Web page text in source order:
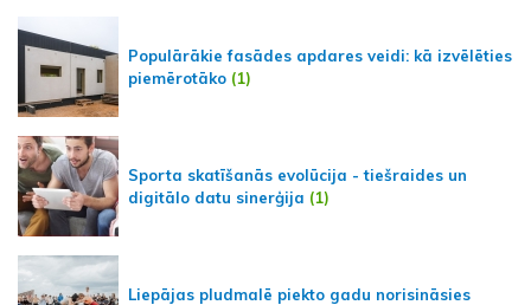
Populārākie fasādes apdares veidi: kā izvēlēties
piemērotāko (1)
Sporta skatīšanās evolūcija - tiešraides un
digitālo datu sinerģija (1)
Liepājas pludmalē piekto gadu norisināsies